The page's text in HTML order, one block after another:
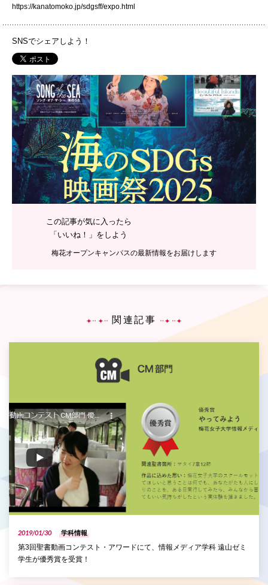
https://kanatomoko.jp/sdgsff/expo.html
SNSでシェアしよう！
この記事が気に入ったら
「いいね！」をしよう
梅花オープンキャンパスの最新情報をお届けします
関連記事
2019/01/30 学科情報
第3回聖書動画コンテスト・アワードにて、情報メディア学科 遠山ゼミ
学生が優秀賞を受賞！